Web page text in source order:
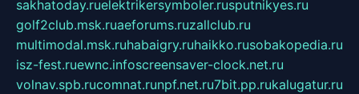
sakhatoday.ruelektrikersymboler.rusputnikyes.ru
golf2club.msk.ruaeforums.ruzallclub.ru
multimodal.msk.ruhabaigry.ruhaikko.rusobakopedia.ru
isz-fest.ruewnc.infoscreensaver-clock.net.ru
volnav.spb.rucomnat.runpf.net.ru7bit.pp.rukalugatur.ru